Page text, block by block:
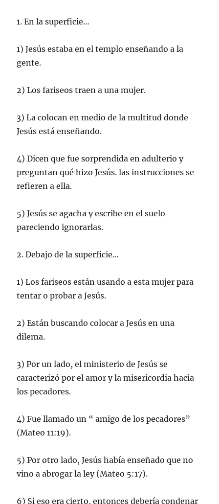
1. En la superficie…
1) Jesús estaba en el templo enseñando a la
gente.
2) Los fariseos traen a una mujer.
3) La colocan en medio de la multitud donde
Jesús está enseñando.
4) Dicen que fue sorprendida en adulterio y
preguntan qué hizo Jesús. las instrucciones se
refieren a ella.
5) Jesús se agacha y escribe en el suelo
pareciendo ignorarlas.
2. Debajo de la superficie…
1) Los fariseos están usando a esta mujer para
tentar o probar a Jesús.
2) Están buscando colocar a Jesús en una
dilema.
3) Por un lado, el ministerio de Jesús se
caracterizó por el amor y la misericordia hacia
los pecadores.
4) Fue llamado un “ amigo de los pecadores”
(Mateo 11:19).
5) Por otro lado, Jesús había enseñado que no
vino a abrogar la ley (Mateo 5:17).
6) Si eso era cierto, entonces debería condenar